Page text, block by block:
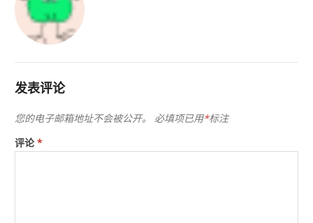
发表评论
您的电子邮箱地址不会被公开。 必填项已用*标注
评论*